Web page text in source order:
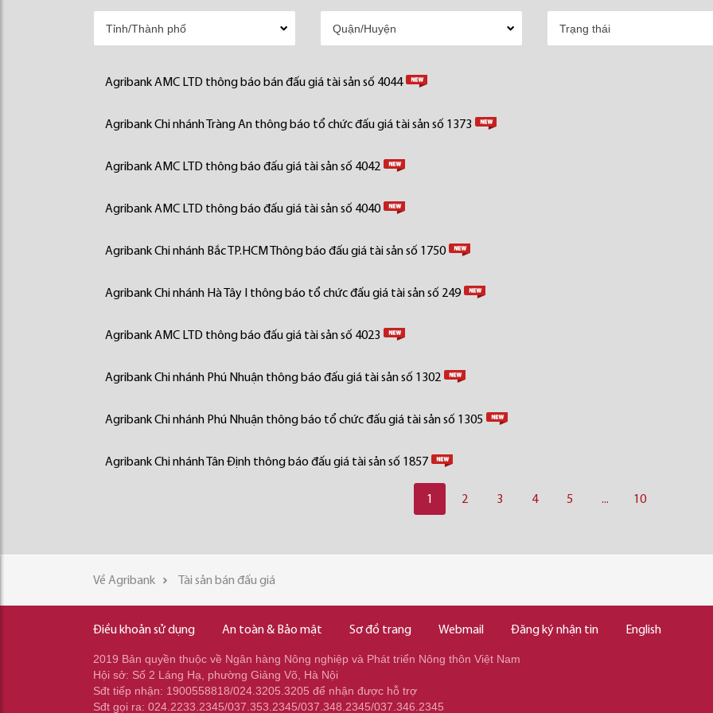
Agribank AMC LTD thông báo bán đấu giá tài sản số 4044
Agribank Chi nhánh Tràng An thông báo tổ chức đấu giá tài sản số 1373
Agribank AMC LTD thông báo đấu giá tài sản số 4042
Agribank AMC LTD thông báo đấu giá tài sản số 4040
Agribank Chi nhánh Bắc TP.HCM Thông báo đấu giá tài sản số 1750
Agribank Chi nhánh Hà Tây I thông báo tổ chức đấu giá tài sản số 249
Agribank AMC LTD thông báo đấu giá tài sản số 4023
Agribank Chi nhánh Phú Nhuận thông báo đấu giá tài sản số 1302
Agribank Chi nhánh Phú Nhuận thông báo tổ chức đấu giá tài sản số 1305
Agribank Chi nhánh Tân Định thông báo đấu giá tài sản số 1857
1 2 3 4 5 ... 10
Về Agribank Tài sản bán đấu giá
Điều khoản sử dụng An toàn & Bảo mật Sơ đồ trang Webmail Đăng ký nhận tin English
2019 Bản quyền thuộc về Ngân hàng Nông nghiệp và Phát triển Nông thôn Việt Nam
Hội sở: Số 2 Láng Hạ, phường Giảng Võ, Hà Nội
Sđt tiếp nhận: 1900558818/024.3205.3205 để nhận được hỗ trợ
Sđt gọi ra: 024.2233.2345/037.353.2345/037.348.2345/037.346.2345